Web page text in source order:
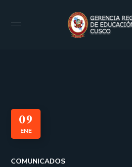
09
ENE
COMUNICADOS